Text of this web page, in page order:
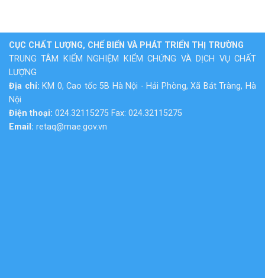
CỤC CHẤT LƯỢNG, CHẾ BIẾN VÀ PHÁT TRIỂN THỊ TRƯỜNG
TRUNG TÂM KIỂM NGHIỆM KIỂM CHỨNG VÀ DỊCH VỤ CHẤT
LƯỢNG
Địa chỉ: KM 0, Cao tốc 5B Hà Nội - Hải Phòng, Xã Bát Tràng, Hà
Nội
Điện thoại: 024.32115275 Fax: 024.32115275
Email: retaq@mae.gov.vn